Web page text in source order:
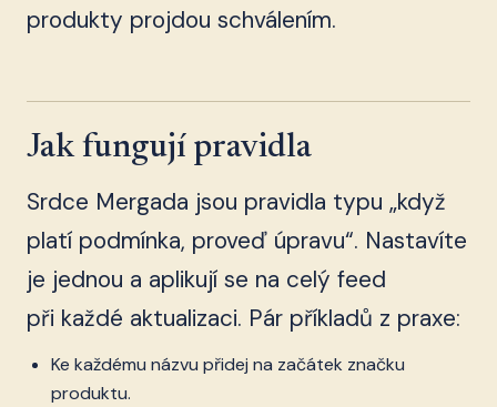
produkty projdou schválením.
Jak fungují pravidla
Srdce Mergada jsou pravidla typu „když
platí podmínka, proveď úpravu“. Nastavíte
je jednou a aplikují se na celý feed
při každé aktualizaci. Pár příkladů z praxe:
Ke každému názvu přidej na začátek značku
produktu.